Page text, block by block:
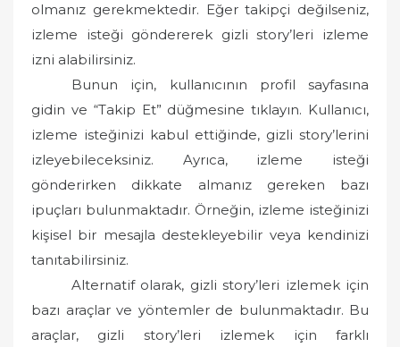
olmanız gerekmektedir. Eğer takipçi değilseniz,
izleme isteği göndererek gizli story’leri izleme
izni alabilirsiniz.
Bunun için, kullanıcının profil sayfasına
gidin ve “Takip Et” düğmesine tıklayın. Kullanıcı,
izleme isteğinizi kabul ettiğinde, gizli story’lerini
izleyebileceksiniz. Ayrıca, izleme isteği
gönderirken dikkate almanız gereken bazı
ipuçları bulunmaktadır. Örneğin, izleme isteğinizi
kişisel bir mesajla destekleyebilir veya kendinizi
tanıtabilirsiniz.
Alternatif olarak, gizli story’leri izlemek için
bazı araçlar ve yöntemler de bulunmaktadır. Bu
araçlar, gizli story’leri izlemek için farklı